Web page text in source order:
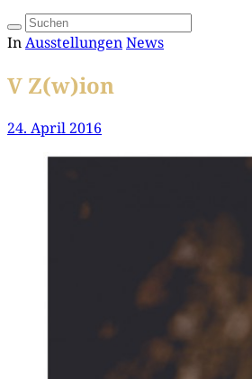
InAusstellungenNews
V Z(w)ion
24. April 2016